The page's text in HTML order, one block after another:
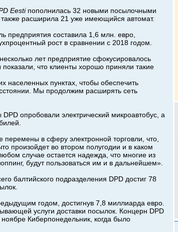
Eesti пополнилась 32 новыми посылочными
расширила 21 уже имеющийся автомат.
предприятия составила 1,6 млн. евро,
рост в сравнении с 2018 годом.
лет предприятие сфокусировалось
что клиенты хорошо приняли такие
пунктах, чтобы обеспечить
Мы продолжим расширять сеть
опробовали электрический микроавтобус, а
в сферу электронной торговли, что,
произойдет во втором полугодии и в каком
случае остается надежда, что многие из
будут пользоваться им и в дальнейшем».
балтийского подразделения DPD достиг 78
годом, достигнув 7,8 миллиарда евро.
услуги доставки посылок. Концерн DPD
Киберпонедельник, когда было